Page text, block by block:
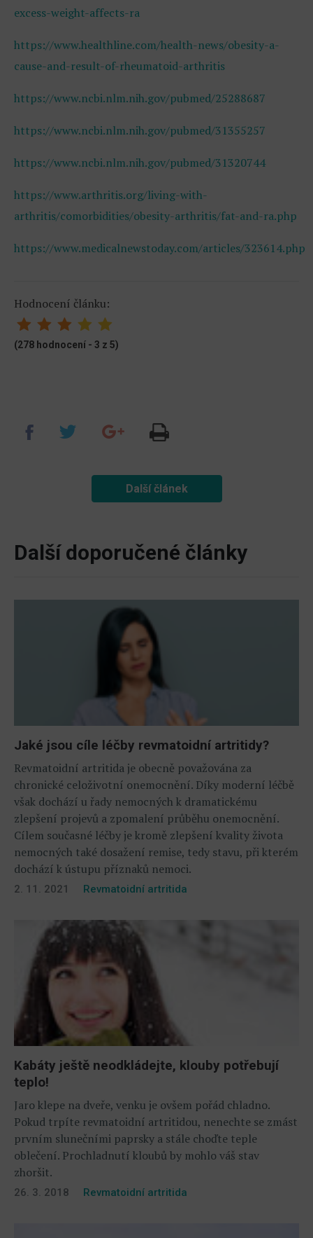
excess-weight-affects-ra
https://www.healthline.com/health-news/obesity-a-
cause-and-result-of-rheumatoid-arthritis
https://www.ncbi.nlm.nih.gov/pubmed/25288687
https://www.ncbi.nlm.nih.gov/pubmed/31355257
https://www.ncbi.nlm.nih.gov/pubmed/31320744
https://www.arthritis.org/living-with-
arthritis/comorbidities/obesity-arthritis/fat-and-ra.php
https://www.medicalnewstoday.com/articles/323614.php
Hodnocení článku:
(278 hodnocení - 3 z 5)
Další článek
Další doporučené články
Jaké jsou cíle léčby revmatoidní artritidy?
Revmatoidní artritida je obecně považována za
chronické celoživotní onemocnění. Díky moderní léčbě
však dochází u řady nemocných k dramatickému
zlepšení projevů a zpomalení průběhu onemocnění.
Cílem současné léčby je kromě zlepšení kvality života
nemocných také dosažení remise, tedy stavu, při kterém
dochází k ústupu příznaků nemoci.
2. 11. 2021 Revmatoidní artritida
Kabáty ještě neodkládejte, klouby potřebují
teplo!
Jaro klepe na dveře, venku je ovšem pořád chladno.
Pokud trpíte revmatoidní artritidou, nenechte se zmást
prvním slunečními paprsky a stále choďte teple
oblečení. Prochladnutí kloubů by mohlo váš stav
zhoršit.
26. 3. 2018 Revmatoidní artritida